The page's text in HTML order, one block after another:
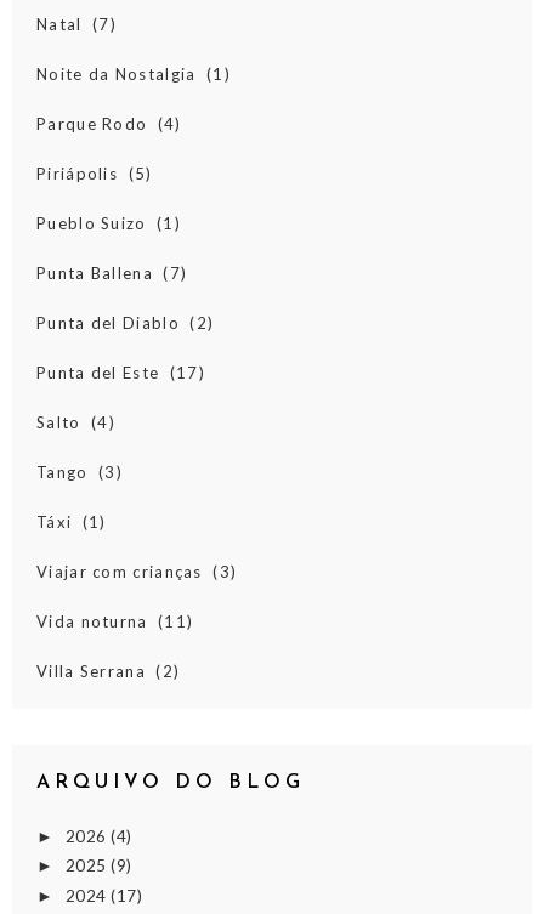
Natal (7)
Noite da Nostalgia (1)
Parque Rodo (4)
Piriápolis (5)
Pueblo Suizo (1)
Punta Ballena (7)
Punta del Diablo (2)
Punta del Este (17)
Salto (4)
Tango (3)
Táxi (1)
Viajar com crianças (3)
Vida noturna (11)
Villa Serrana (2)
ARQUIVO DO BLOG
► 2026 (4)
► 2025 (9)
► 2024 (17)